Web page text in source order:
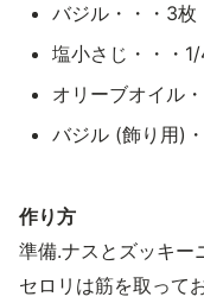
バジル・・・3枚
塩小さじ・・・
オリーブオイル
バジル (飾り用)
作り方
準備.ナスとズッキー
セロリは筋を取って